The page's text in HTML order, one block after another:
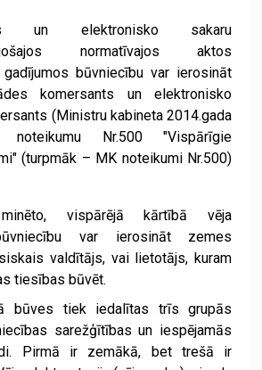
un elektronisko sakaru
normatīvajos aktos
būvniecību var ierosināt
komersants un elektronisko
(Ministru kabineta 2014.gada
noteikumu Nr.500 "Vispārīgie
(turpmāk – MK noteikumi Nr.500)
vispārējā kārtībā vēja
var ierosināt zemes
valdītājs, vai lietotājs, kuram
tiesības būvēt.
būves tiek iedalītas trīs grupās
sarežģītības un iespējamās
Pirmā ir zemākā, bet trešā ir